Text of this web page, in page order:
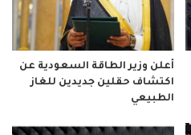
أعلن وزير الطاقة السعودية عن
اكتشاف حقلين جديدين للغاز
الطبيعي